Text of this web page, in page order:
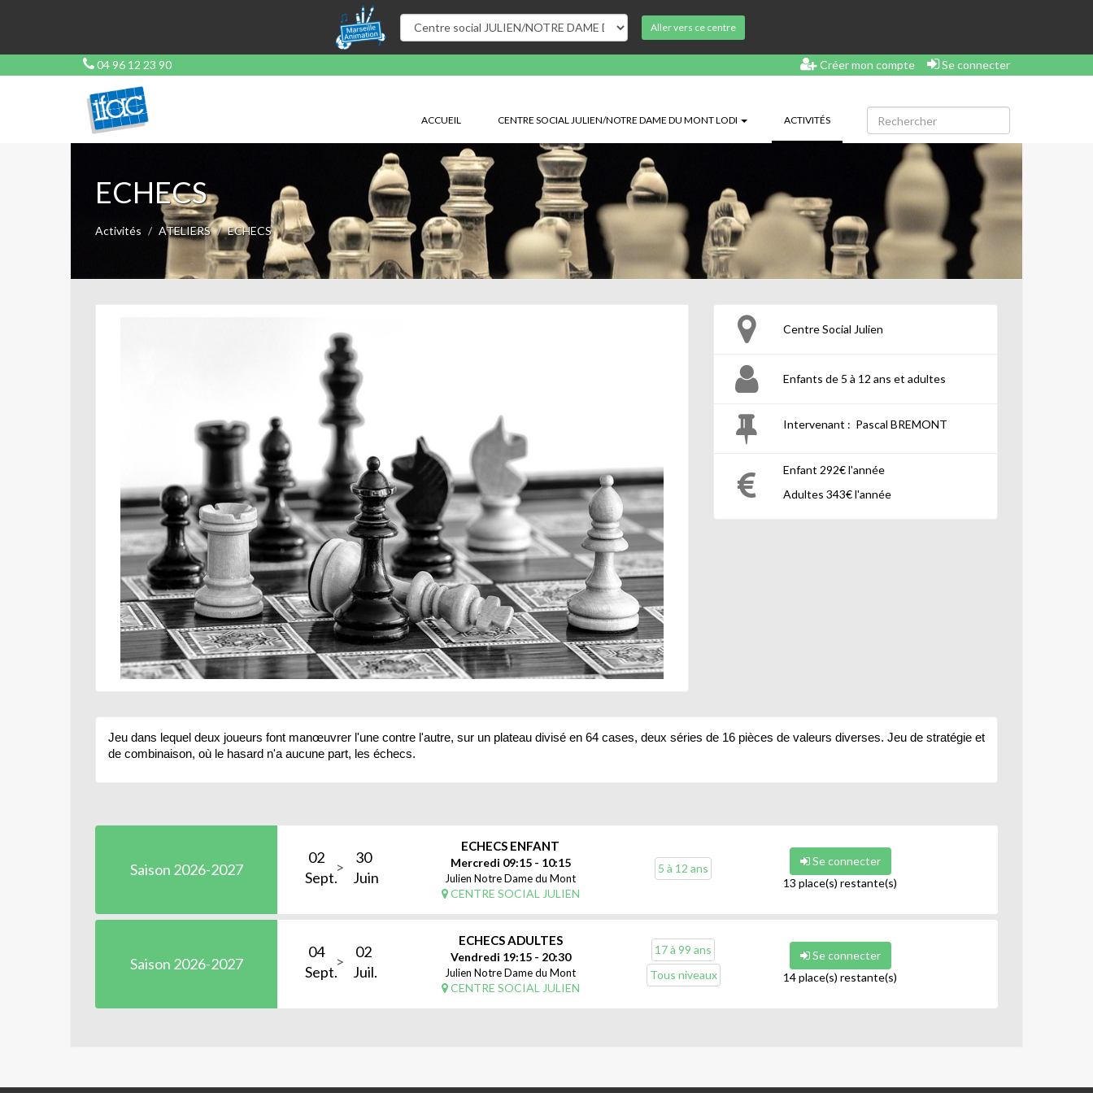
Aller vers ce centre
04 96 12 23 90 Créer mon compte Se connecter
ACCUEIL CENTRE SOCIAL JULIEN/NOTRE DAME DU MONT LODI ACTIVITÉS(CURRENT)
ECHECS
Activités ATELIERS ECHECS
Centre Social Julien
Enfants de 5 à 12 ans et adultes
Intervenant : Pascal BREMONT
Enfant 292€ l'année
Adultes 343€ l'année
Jeu dans lequel deux joueurs font manœuvrer l'une contre l'autre, sur un plateau divisé en 64 cases, deux séries de 16 pièces de valeurs diverses. Jeu de stratégie et
de combinaison, où le hasard n'a aucune part, les échecs.
Saison 2026-2027
02
Sept.
30
Juin
ECHECS ENFANT
Mercredi 09:15 - 10:15
Julien Notre Dame du Mont
CENTRE SOCIAL JULIEN
5 à 12 ans
Se connecter
13 place(s) restante(s)
Saison 2026-2027
04
Sept.
02
Juil.
ECHECS ADULTES
Vendredi 19:15 - 20:30
Julien Notre Dame du Mont
CENTRE SOCIAL JULIEN
17 à 99 ans
Tous niveaux
Se connecter
14 place(s) restante(s)